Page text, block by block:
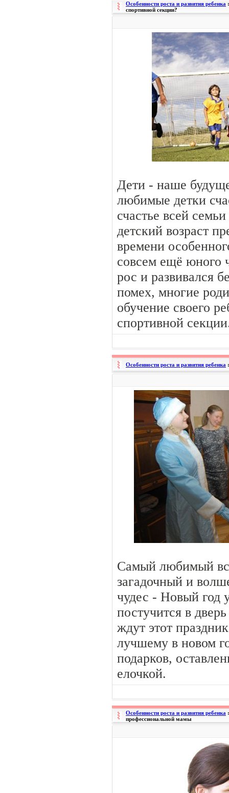
Особенности роста и развития ребенка
спортивной секции?
Дети - наше
любимые детки
счастье всей
детский возраст
времени
совсем ещё юного
рос и развивался
помех, многие
обучение своего
спортивной
Особенности роста и развития ребенка
Самый любимый
загадочный и
чудес - Новый год
постучится в
ждут этот
лучшему в новом
подарков,
елочкой.
Особенности роста и развития ребенка
профессиональной мамы